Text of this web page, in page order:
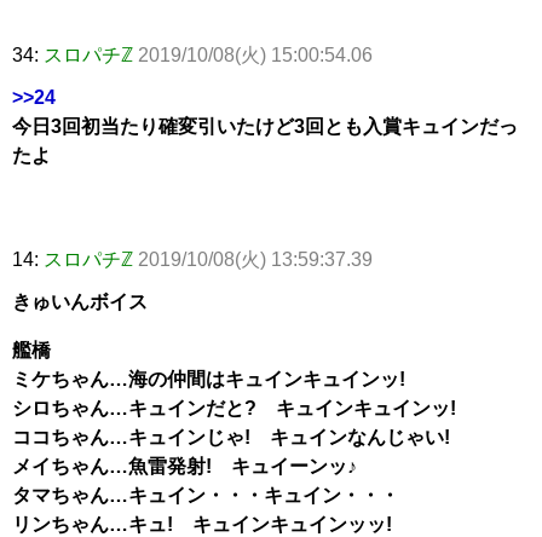
34: スロパチℤ 2019/10/08(火) 15:00:54.06
>>24
今日3回初当たり確変引いたけど3回とも入賞キュインだっ
たよ
14: スロパチℤ 2019/10/08(火) 13:59:37.39
きゅいんボイス
艦橋
ミケちゃん…海の仲間はキュインキュインッ!
シロちゃん…キュインだと? キュインキュインッ!
ココちゃん…キュインじゃ! キュインなんじゃい!
メイちゃん…魚雷発射! キュイーンッ♪
タマちゃん…キュイン・・・キュイン・・・
リンちゃん…キュ! キュインキュインッッ!